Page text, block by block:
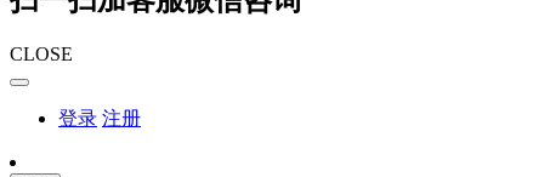
CLOSE
登录 注册